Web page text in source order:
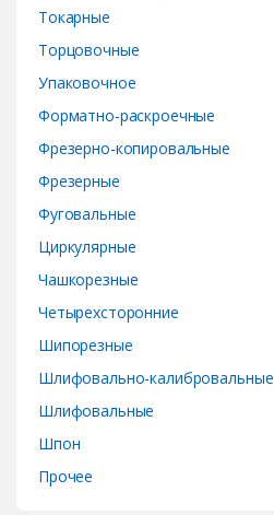
Токарные
Торцовочные
Упаковочное
Форматно-раскроечные
Фрезерно-копировальные
Фрезерные
Фуговальные
Циркулярные
Чашкорезные
Четырехсторонние
Шипорезные
Шлифовально-калибровальные
Шлифовальные
Шпон
Прочее